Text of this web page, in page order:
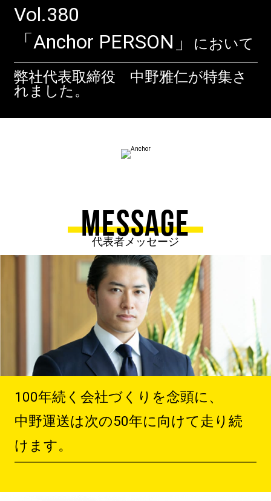
Vol.380
「Anchor PERSON」
において
弊社代表取締役 中野雅仁が特集さ
れました。
MESSAGE
代表者メッセージ
100年続く会社づくりを念頭に、
中野運送は次の50年に向けて走り続
けます。